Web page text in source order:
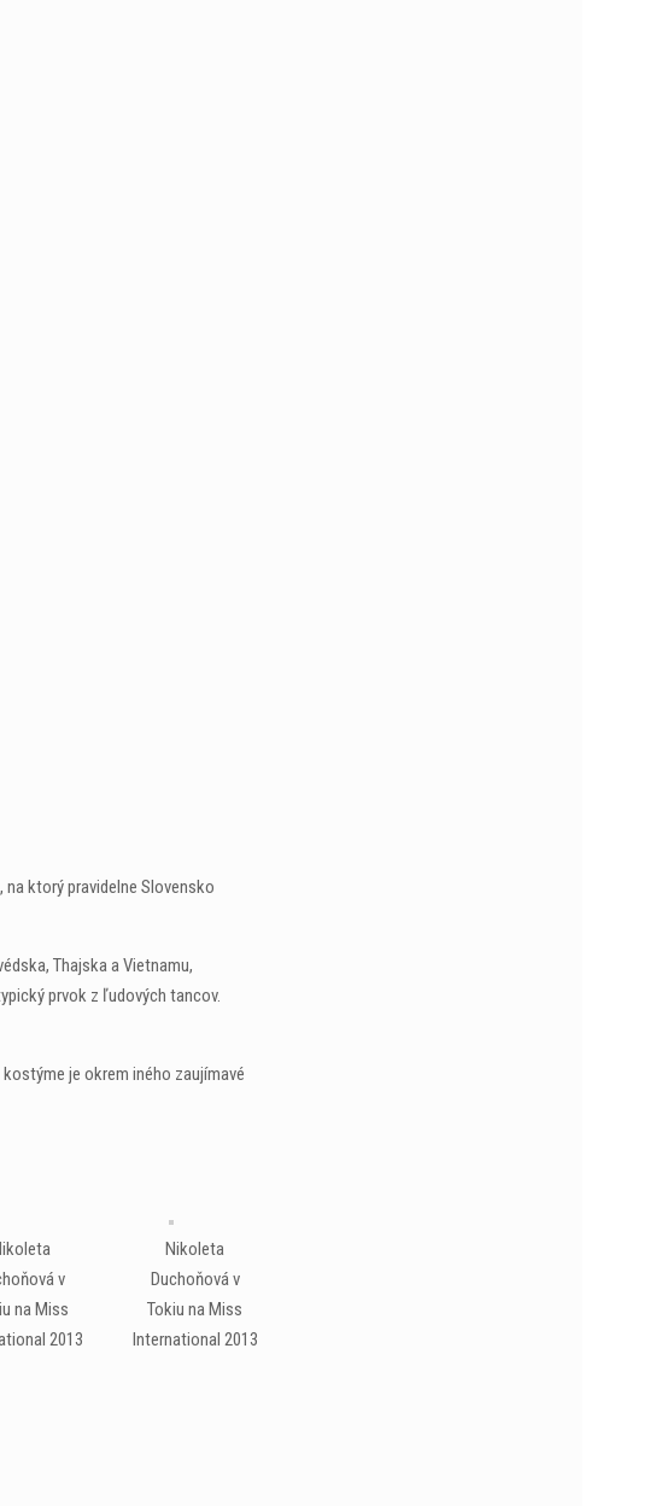
ktorý pravidelne Slovensko
Thajska a Vietnamu,
prvok z ľudových tancov.
je okrem iného zaujímavé
v
na Miss
2013
Nikoleta
Duchoňová v
Tokiu na Miss
International 2013